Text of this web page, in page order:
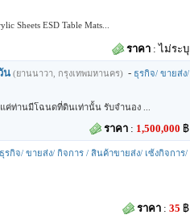
Sheets ESD Table Mats...
ราคา : ไม่ระบุ
น (ยานนาวา, กรุงเทพมหานคร) - ธุรกิจ/ ขายส่ง/
ค่ท่านมีโฉนดที่ดินเท่านั้น รับจำนอง ...
ราคา : 1,500,000 ฿
ธุรกิจ/ ขายส่ง/ กิจการ / สินค้าขายส่ง/ เซ้งกิจการ/
ราคา : 35 ฿